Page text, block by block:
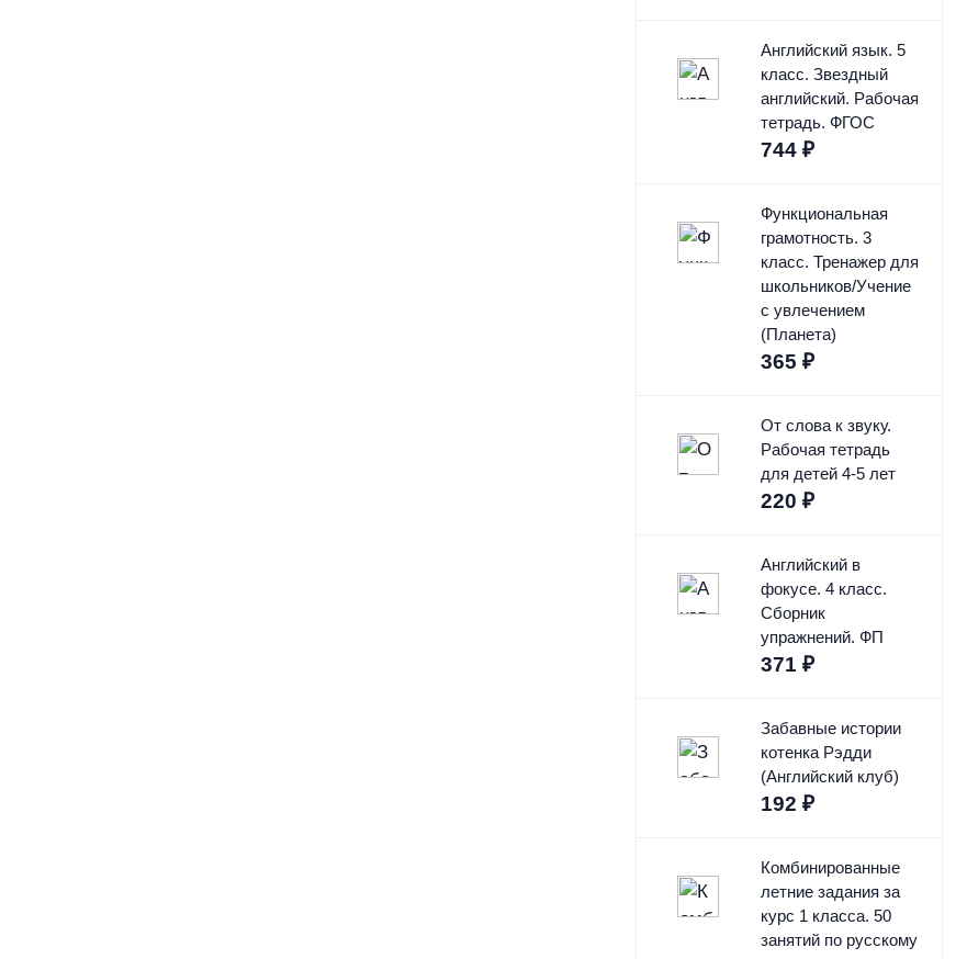
Английский язык. 5
класс. Звездный
английский. Рабочая
тетрадь. ФГОС
744 ₽
Функциональная
грамотность. 3
класс. Тренажер для
школьников/Учение
с увлечением
(Планета)
365 ₽
От слова к звуку.
Рабочая тетрадь
для детей 4-5 лет
220 ₽
Английский в
фокусе. 4 класс.
Сборник
упражнений. ФП
371 ₽
Забавные истории
котенка Рэдди
(Английский клуб)
192 ₽
Комбинированные
летние задания за
курс 1 класса. 50
занятий по русскому